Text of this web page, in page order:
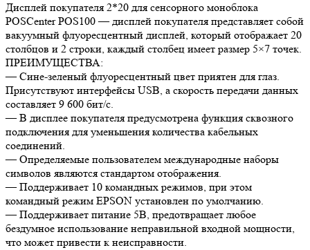
Дисплей покупателя 2*20 для сенсорного моноблока
POSCenter POS100 — дисплей покупателя представляет собой
вакуумный флуоресцентный дисплей, который отображает 20
столбцов и 2 строки, каждый столбец имеет размер 5×7 точек.
ПРЕИМУЩЕСТВА:
— Сине-зеленый флуоресцентный цвет приятен для глаз.
Присутствуют интерфейсы USB, а скорость передачи данных
составляет 9 600 бит/с.
— В дисплее покупателя предусмотрена функция сквозного
подключения для уменьшения количества кабельных
соединений.
— Определяемые пользователем международные наборы
символов являются стандартом отображения.
— Поддерживает 10 командных режимов, при этом
командный режим EPSON установлен по умолчанию.
— Поддерживает питание 5В, предотвращает любое
бездумное использование неправильной входной мощности,
что может привести к неисправности.